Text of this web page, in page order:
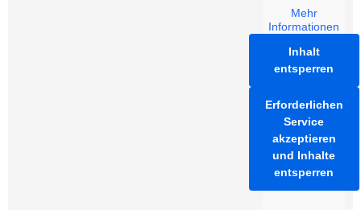
Mehr
Informationen
Inhalt
entsperren
Erforderlichen
Service
akzeptieren
und Inhalte
entsperren